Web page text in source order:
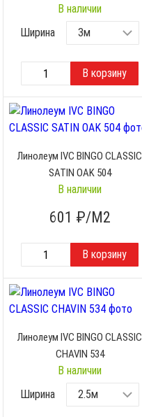
В наличии
Ширина
Линолеум IVC BINGO CLASSIC
SATIN OAK 504
В наличии
601 ₽/М2
Линолеум IVC BINGO CLASSIC
CHAVIN 534
В наличии
Ширина